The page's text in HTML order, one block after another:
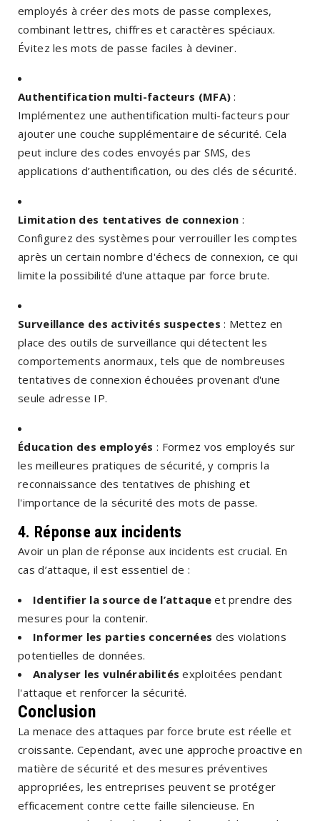
employés à créer des mots de passe complexes,
combinant lettres, chiffres et caractères spéciaux.
Évitez les mots de passe faciles à deviner.
Authentification multi-facteurs (MFA) :
Implémentez une authentification multi-facteurs pour
ajouter une couche supplémentaire de sécurité. Cela
peut inclure des codes envoyés par SMS, des
applications d’authentification, ou des clés de sécurité.
Limitation des tentatives de connexion :
Configurez des systèmes pour verrouiller les comptes
après un certain nombre d'échecs de connexion, ce qui
limite la possibilité d'une attaque par force brute.
Surveillance des activités suspectes : Mettez en
place des outils de surveillance qui détectent les
comportements anormaux, tels que de nombreuses
tentatives de connexion échouées provenant d'une
seule adresse IP.
Éducation des employés : Formez vos employés sur
les meilleures pratiques de sécurité, y compris la
reconnaissance des tentatives de phishing et
l'importance de la sécurité des mots de passe.
4. Réponse aux incidents
Avoir un plan de réponse aux incidents est crucial. En
cas d’attaque, il est essentiel de :
Identifier la source de l’attaqueet prendre des
mesures pour la contenir.
Informer les parties concernées des violations
potentielles de données.
Analyser les vulnérabilités exploitées pendant
l'attaque et renforcer la sécurité.
Conclusion
La menace des attaques par force brute est réelle et
croissante. Cependant, avec une approche proactive en
matière de sécurité et des mesures préventives
appropriées, les entreprises peuvent se protéger
efficacement contre cette faille silencieuse. En